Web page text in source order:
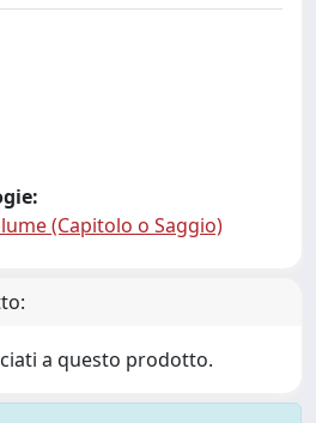
(Capitolo o Saggio)
a questo prodotto.